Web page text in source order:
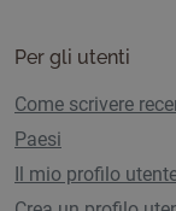
Per gli utenti
Come scrivere
Paesi
Il mio profilo